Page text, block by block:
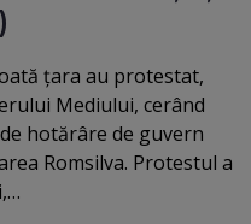
țara au protestat,
Mediului, cerând
hotărâre de guvern
Romsilva. Protestul a